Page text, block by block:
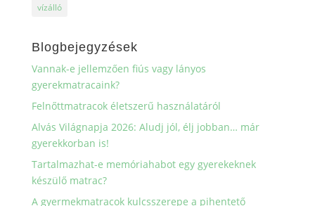
vízálló
Blogbejegyzések
Vannak-e jellemzően fiús vagy lányos
gyerekmatracaink?
Felnőttmatracok életszerű használatáról
Alvás Világnapja 2026: Aludj jól, élj jobban… már
gyerekkorban is!
Tartalmazhat-e memóriahabot egy gyerekeknek
készülő matrac?
A gyermekmatracok kulcsszerepe a pihentető